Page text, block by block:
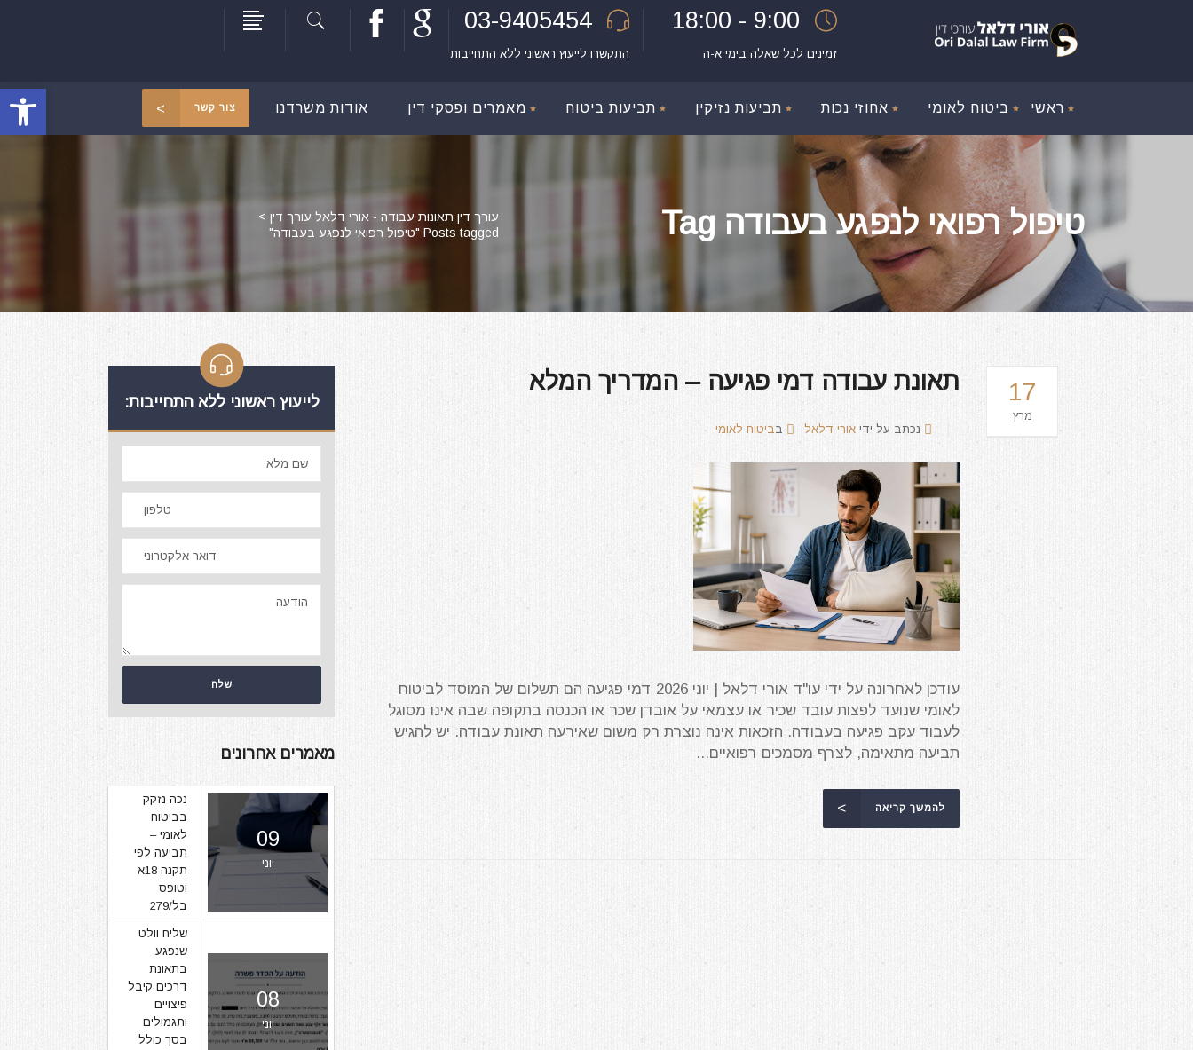
פתח
03-9405454
התקשרו לייעוץ ראשוני ללא התחייבות
9:00 - 18:00
זמינים לכל שאלה בימי א-ה
ראשי ביטוח לאומי אחוזי נכות תביעות נזיקין תביעות ביטוח מאמרים ופסקי דין אודות משרדנו צור קשר
טיפול רפואי לנפגע בעבודה Tag עורך דין תאונות עבודה - אורי דלאל עורך דין >
Posts tagged "טיפול רפואי לנפגע בעבודה"
לייעוץ ראשוני ללא התחייבות:
מאמרים אחרונים
09
יוני
נכה נזקק
בביטוח
לאומי –
תביעה לפי
תקנה 18א
וטופס
בל/279
08
יוני
שליח וולט
שנפגע
בתאונת
דרכים קיבל
פיצויים
ותגמולים
בסך כולל
17
מרץ
תאונת עבודה דמי פגיעה – המדריך המלא
נכתב על ידי אורי דלאל בביטוח לאומי
עודכן לאחרונה על ידי עו"ד אורי דלאל | יוני 2026 דמי פגיעה הם תשלום של המוסד לביטוח
לאומי שנועד לפצות עובד שכיר או עצמאי על אובדן שכר או הכנסה בתקופה שבה אינו מסוגל
לעבוד עקב פגיעה בעבודה. הזכאות אינה נוצרת רק משום שאירעה תאונת עבודה. יש להגיש
תביעה מתאימה, לצרף מסמכים רפואיים...
להמשך קריאה